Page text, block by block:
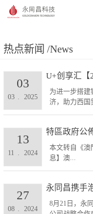
热点新闻 /News
为进一步搭建
济，助力西国
03 2025
03
本文转自《澳
息】澳...
11 2024
13
永同昌携手
8月21日，永
08 . 2024
27